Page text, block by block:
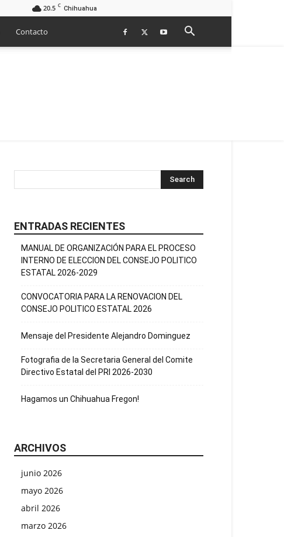
20.5 C Chihuahua
Contacto
ENTRADAS RECIENTES
MANUAL DE ORGANIZACIÓN PARA EL PROCESO
INTERNO DE ELECCION DEL CONSEJO POLITICO
ESTATAL 2026-2029
CONVOCATORIA PARA LA RENOVACION DEL
CONSEJO POLITICO ESTATAL 2026
Mensaje del Presidente Alejandro Dominguez
Fotografia de la Secretaria General del Comite
Directivo Estatal del PRI 2026-2030
Hagamos un Chihuahua Fregon!
ARCHIVOS
junio 2026
mayo 2026
abril 2026
marzo 2026